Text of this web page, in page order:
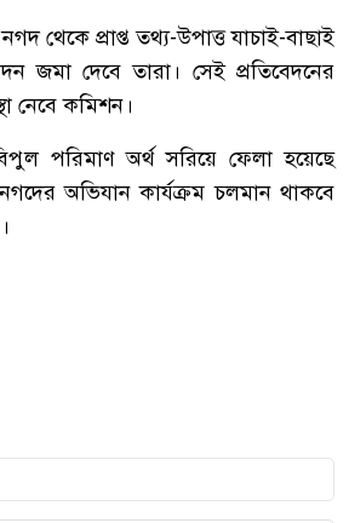
থেকে প্রাপ্ত তথ্য-উপাত্ত যাচাই-বাছাই
জমা দেবে তারা। সেই প্রতিবেদনের
নেবে কমিশন।
পরিমাণ অর্থ সরিয়ে ফেলা হয়েছে
অভিযান কার্যক্রম চলমান থাকবে